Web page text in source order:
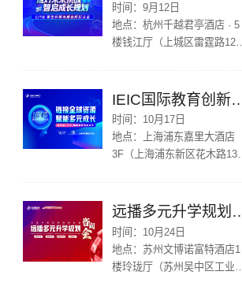
时间：9月12日
地点：杭州千越君亭酒店 · 5
楼钱江厅（上城区雷霆路126
IEIC国际教
时间： 10月17日
地点：
上海浦东嘉里大酒店
3F（上海浦东新区花木路
远播多元升学规
时间： 10月24日
地点：苏州文博诺富特酒店1
楼玲珑厅（苏州吴中区工业园